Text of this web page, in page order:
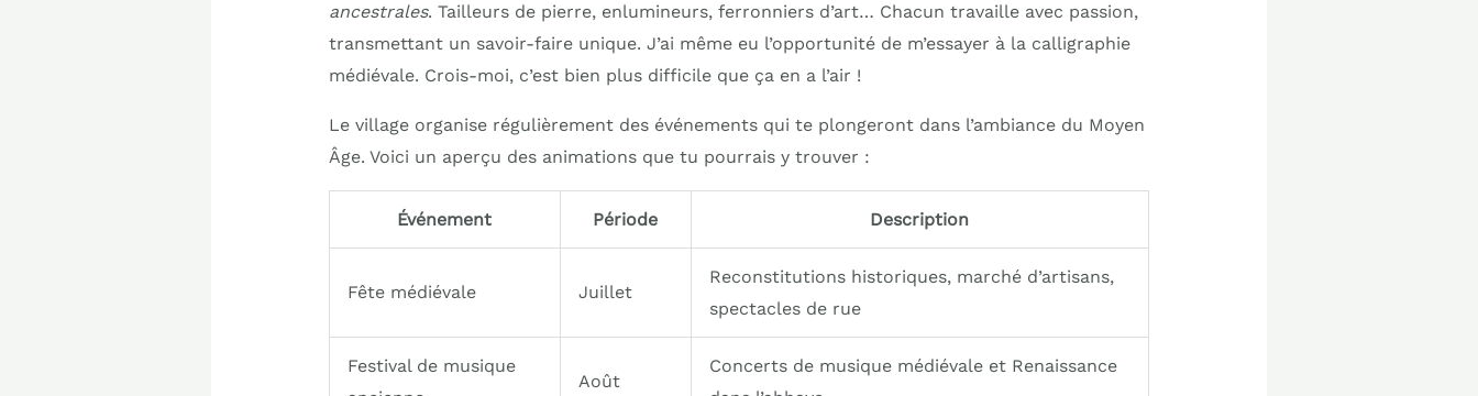
ancestrales. Tailleurs de pierre, enlumineurs, ferronniers d’art… Chacun travaille avec passion,
transmettant un savoir-faire unique. J’ai même eu l’opportunité de m’essayer à la calligraphie
médiévale. Crois-moi, c’est bien plus difficile que ça en a l’air !
Le village organise régulièrement des événements qui te plongeront dans l’ambiance du Moyen
Âge. Voici un aperçu des animations que tu pourrais y trouver :
Événement Période Description
Fête médiévale Juillet
Reconstitutions historiques, marché d’artisans,
spectacles de rue
Festival de musique
Août
Concerts de musique médiévale et Renaissance